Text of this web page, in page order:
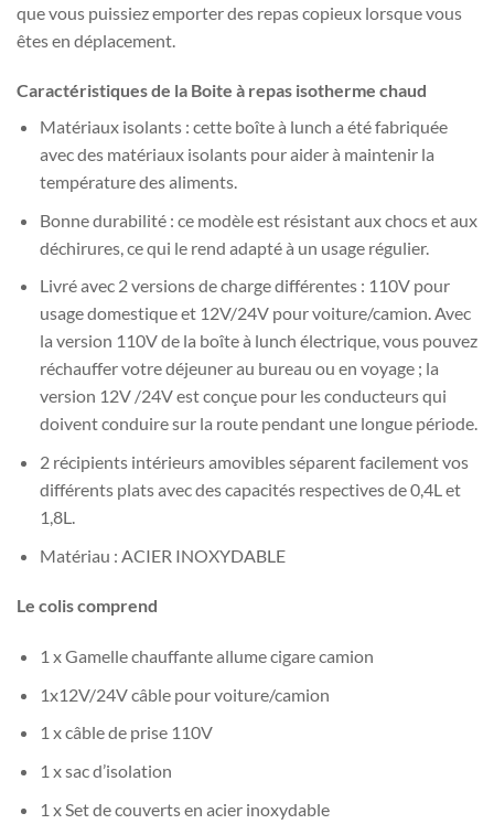
que vous puissiez emporter des repas copieux lorsque vous
êtes en déplacement.
Caractéristiques de la Boite à repas isotherme chaud
Matériaux isolants : cette boîte à lunch a été fabriquée
avec des matériaux isolants pour aider à maintenir la
température des aliments.
Bonne durabilité : ce modèle est résistant aux chocs et aux
déchirures, ce qui le rend adapté à un usage régulier.
Livré avec 2 versions de charge différentes : 110V pour
usage domestique et 12V/24V pour voiture/camion. Avec
la version 110V de la boîte à lunch électrique, vous pouvez
réchauffer votre déjeuner au bureau ou en voyage ; la
version 12V /24V est conçue pour les conducteurs qui
doivent conduire sur la route pendant une longue période.
2 récipients intérieurs amovibles séparent facilement vos
différents plats avec des capacités respectives de 0,4L et
1,8L.
Matériau : ACIER INOXYDABLE
Le colis comprend
1 x Gamelle chauffante allume cigare camion
1x12V/24V câble pour voiture/camion
1 x câble de prise 110V
1 x sac d’isolation
1 x Set de couverts en acier inoxydable